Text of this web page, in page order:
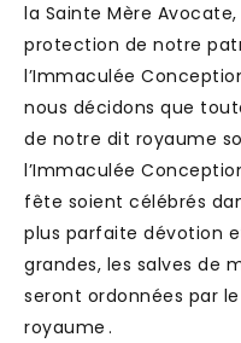
la Sainte Mère
protection de notre
l’Immaculée
nous décidons que
de notre dit royaume
l’Immaculée
fête soient célébrés
plus parfaite dévotion
grandes, les salves de
seront ordonnées par
royaume .